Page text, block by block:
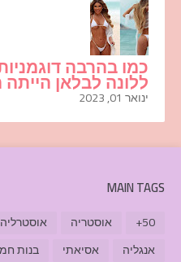
כמו בהרבה
ללונה לבלאן
ינואר 01, 2023
MAIN TAGS
50+ אוסטריה אוסטרליה
אנגליה
אסיאתי בנות